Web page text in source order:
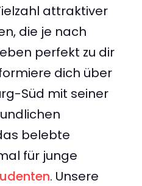
attraktiver
die je nach
perfekt zu dir
dich über
Süd mit seiner
belebte
für junge
. Unsere